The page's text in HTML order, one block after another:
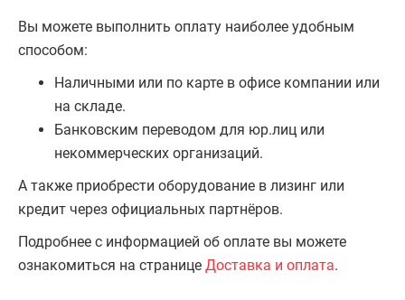
Вы можете выполнить оплату наиболее удобным
способом:
Наличными или по карте в офисе компании или
на складе.
Банковским переводом для юр.лиц или
некоммерческих организаций.
А также приобрести оборудование в лизинг или
кредит через официальных партнёров.
Подробнее с информацией об оплате вы можете
ознакомиться на странице Доставка и оплата.